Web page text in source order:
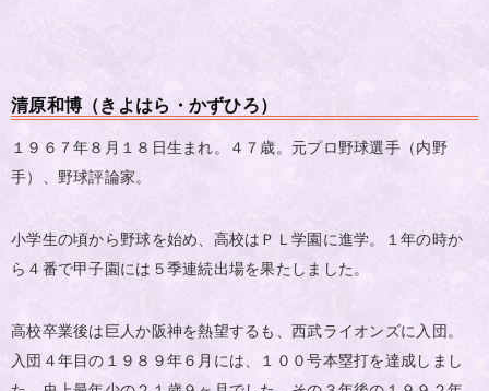
清原和博（きよはら・かずひろ）
１９６７年８月１８日生まれ。４７歳。元プロ野球選手（内野
手）、野球評論家。
小学生の頃から野球を始め、高校はＰＬ学園に進学。１年の時か
ら４番で甲子園には５季連続出場を果たしました。
高校卒業後は巨人か阪神を熱望するも、西武ライオンズに入団。
入団４年目の１９８９年６月には、１００号本塁打を達成しまし